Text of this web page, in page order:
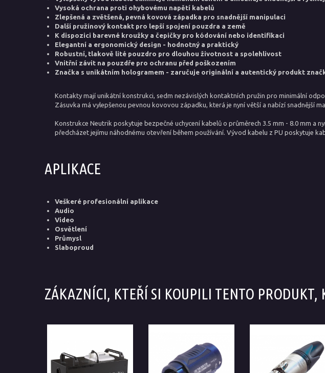
Vysoká ochrana proti ohybovému napětí kabelů
Zlepšená a zvětšená, pevná kovová západka pro snadnější manipulaci
Další pružinový kontakt pro lepší spojení pouzdra a země
K dispozici barevné kroužky a čepičky pro kódování nebo identifikaci
Elegantní a ergonomický design - hodnotný a praktický
Robustní, tlakově lité pouzdro pro dlouhou životnost a spolehlivost
Vnitřní závit na pouzdře pro ochranu před poškozením
Značka s unikátním hologramem - zaručuje originální a autentický produkt
Kontakty mají unikátní konstrukci, sedm nezávislých kontaktních pružin pro minimální
Zásuvka má vylepšenou pevnou kovovou západku, která je nyní větší a nabízí snadnější
Konstrukce Neutrik poskytuje bezpečné uchycení kabelů o průměrech 3.5 mm - 8.0 mm a
předcházet jejímu náhodnému otevření během používání. Vývod kabelu z PU poskytuje
APLIKACE
Veškeré profesionální aplikace
Audio
Video
Osvětlení
Průmysl
Slaboproud
ZÁKAZNÍCI, KTEŘÍ SI KOUPILI TENTO PRODUKT,